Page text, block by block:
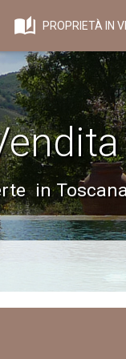
PROPRIETÀ IN
in